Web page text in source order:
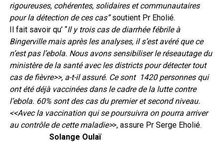
rigoureuses, cohérentes, solidaires et communautaires
pour la détection de ces cas”soutient Pr Eholié.
Il fait savoir qu’ “Il y trois cas de diarrhée fébrile à
Bingerville mais après les analyses, il s’est avéré que ce
n’est pas l’ebola. Nous avons sensibiliser le réseautage du
ministère de la santé avec les districts pour détecter tout
cas de fièvre>>, a-t-il assuré. Ce sont 1420 personnes qui
ont été déjà vaccinées dans le cadre de la lutte contre
l’ebola. 60% sont des cas du premier et second niveau.
<<Avec la vaccination qui se poursuivra on pourra arriver
au contrôle de cette maladie>>, assure Pr Serge Eholié.
Solange Oulaï